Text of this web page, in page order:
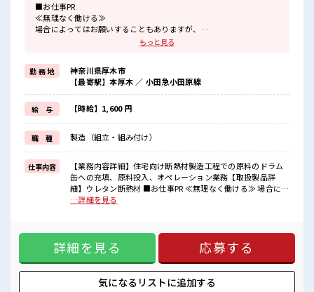
■お仕事PR
≪無理なく働ける≫
場合によってはお願いすることもありますが、
週末は家族や友人と一緒にプライベート満喫！
制服があると毎日の服選びに悩まずOK♪
≪初めての仕事だけど自分にもできそう≫
新しいことにチャレンジするのは不安だけど、
しっかり働く環境が整っています！
イチからスキルUP・ステップUP目指していきましょう！
≪自分に合った期間で働ける≫
福利厚生が整った派遣のお仕事です！
■職場の雰囲気
少人数の職場だから一緒に働く仲間との距離もグッと近い！
20代活躍中のフレッシュな職場です☆
休憩室でホッと一息リフレッシュ！
もっと見る
勤 務 地
神奈川県厚木市
【最寄駅】本厚木 ／ 小田急小田原線
給 与 【時給】1,600 円
職 種 製造（組立・組み付け）
仕事内容
【業務内容詳細】住宅向け断熱材製造工程での原料のドラム
缶への充填、原料投入、オペレーション業務【取扱製品詳
細】ウレタン断熱材 ■お仕事PR ≪無理なく働ける≫ 場合によ
ってはお願いすることもありますが、 残業はほとんどナシ！
ど自分にもできそう≫ 新しいことにチャレンジするのは不安
だけど、 しっかり働く環境が整っています！ イチからスキル
UP・ステップUP目指していきましょう！ ≪自分に合った期
間で働ける≫ 福利厚生が整った派遣のお仕事です！ ■職場の
雰囲気 少人数の職場だから一緒に働く仲間との距離もグッと
近い！ 20代活躍中のフレッシュな職場です☆ 休憩室でホッと
…詳細を見る
詳細を見る 応募する
気になるリストに追加する